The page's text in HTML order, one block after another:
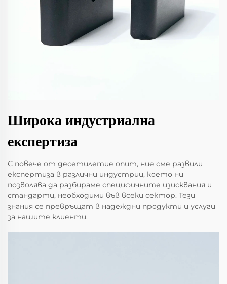
Широка индустриална
експертиза
С повече от десетилетие опит, ние сме развили
експертиза в различни индустрии, което ни
позволява да разбираме специфичните изисквания и
стандарти, необходими във всеки сектор. Тези
знания се превръщат в надеждни продукти и услуги
за нашите клиенти.